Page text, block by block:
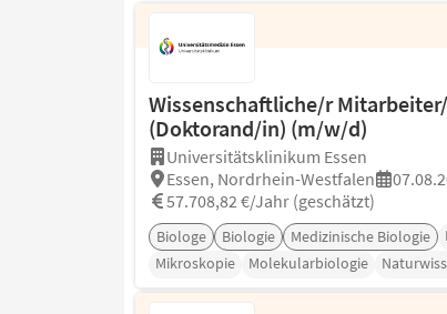
Wissenschaftliche/r
(Doktorand/in) (m/w/d)
Universitätsklinikum Essen
Essen, Nordrhein-Westfalen
57.708,82 €/Jahr (geschätzt)
Biologe Biologie Medizinische Biologie
Mikroskopie
Molekularbiologie